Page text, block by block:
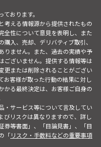
おります。
考える情報源から提供されたもの
全性について意見を表明し、また
入、売却、デリバティブ取引、
りません。また、過去の実績や予
ございません。提供する情報等は
更または削除されることがござい
お客様が取った行動の結果に対し
かる最終決定は、お客様ご自身の
・サービス等について言及してい
びリスクは異なりますので、詳し
券等書面」、「目論見書」、「目
「リスク・手数料などの重要事項